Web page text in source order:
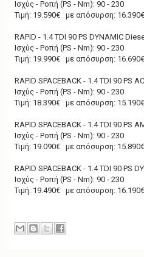
Ισχύς - Ροπή (PS - Nm): 90 - 230
Τιμή: 19.590€ με απόσυρση: 16.390€
RAPID - 1.4 TDI 90 PS DYNAMIC
Ισχύς - Ροπή (PS - Nm): 90 - 230
Τιμή: 19.990€ με απόσυρση: 16.690€
RAPID SPACEBACK - 1.4 TDI 90 PS
Ισχύς - Ροπή (PS - Nm): 90 - 230
Τιμή: 18.390€ με απόσυρση: 15.190€
RAPID SPACEBACK - 1.4 TDI 90 PS
Ισχύς - Ροπή (PS - Nm): 90 - 230
Τιμή: 19.090€ με απόσυρση: 15.890€
RAPID SPACEBACK - 1.4 TDI 90 PS
Ισχύς - Ροπή (PS - Nm): 90 - 230
Τιμή: 19.490€ με απόσυρση: 16.190€